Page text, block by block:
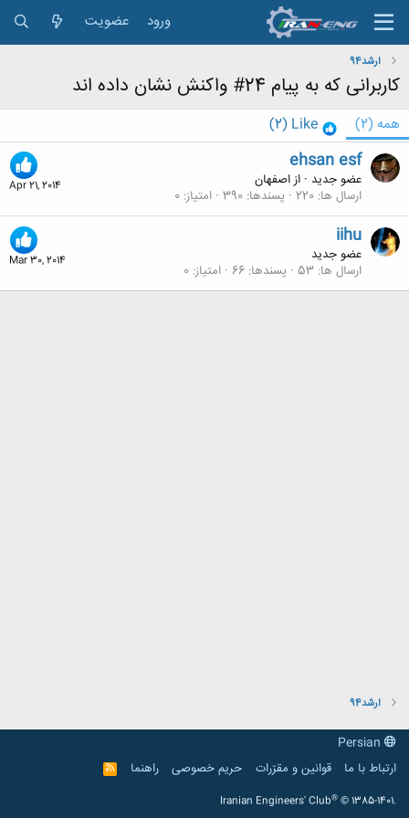
ورود عضویت
ارشد94
کاربرانی که به پیام 24# واکنش نشان داده اند
همه (2)
Like
(2)
Apr 21, 2014
ehsan esf
عضو جدید · ازاصفهان
ارسال ها 220 پسندها 390 امتیاز 0
Mar 30, 2014
iihu
عضو جدید
ارسال ها 53 پسندها 66 امتیاز 0
ارشد94
ارتباط با ما
قوانین و مقرّرات حریم خصوصی راهنما
R
S
Iranian Engineers' Club® © 1385-1401.